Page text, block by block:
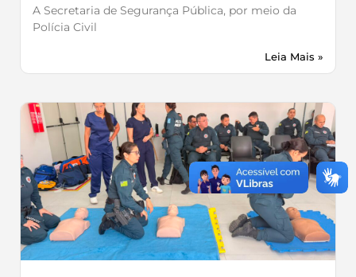
A Secretaria de Segurança Pública, por meio da
Polícia Civil
Leia Mais »